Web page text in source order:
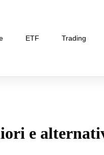
ETF Trading
e